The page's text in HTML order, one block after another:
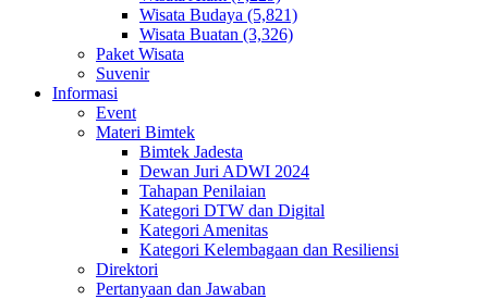
Wisata Budaya (5,821)
Wisata Buatan (3,326)
Paket Wisata
Suvenir
Informasi
Event
Materi Bimtek
Bimtek Jadesta
Dewan Juri ADWI 2024
Tahapan Penilaian
Kategori DTW dan Digital
Kategori Amenitas
Kategori Kelembagaan dan Resiliensi
Direktori
Pertanyaan dan Jawaban